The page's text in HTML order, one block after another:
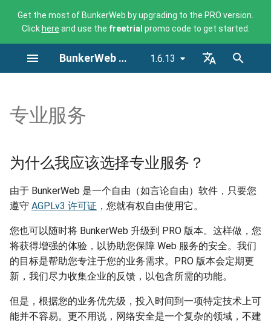
Get the most of BunkerWeb by upgrading to the PRO version.
Click here and use the freetrial promo code to get started.
BunkerWeb 文档 1.6.13
Español - 🇪🇸
中文 - 🇨🇳
Translations by Morphaius
索
引
你们提供哪些专业服务？
我如何获取更多信息？
专业服务
为什么我应该选择专业服务？
由于 BunkerWeb 是一个自由（如言论自由）软件，只要您
遵守 AGPLv3 许可证 ，您就有权自由使用它。
您也可以随时将 BunkerWeb 升级到 PRO 版本。这样做，您
将获得增强的体验，以协助您保障 Web 服务的安全。我们
的目标是帮助您专注于您的业务需求。PRO 版本会定期更
新，我们尽力收集企业的反馈，以包含所需的功能。
但是，根据您的业务优先级，投入时间到一项特定技术上可
能并不容易。更不用说，网络安全是一个复杂的领域，不建